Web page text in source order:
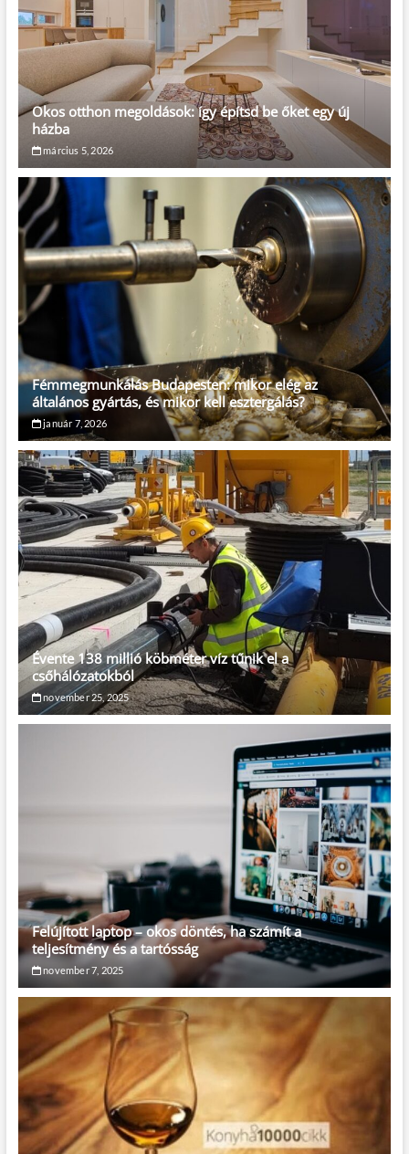
Okos otthon megoldások: így építsd be őket egy új
házba
március 5, 2026
Fémmegmunkálás Budapesten: mikor elég az
általános gyártás, és mikor kell esztergálás?
január 7, 2026
Évente 138 millió köbméter víz tűnik el a
csőhálózatokból
november 25, 2025
Felújított laptop – okos döntés, ha számít a
teljesítmény és a tartósság
november 7, 2025